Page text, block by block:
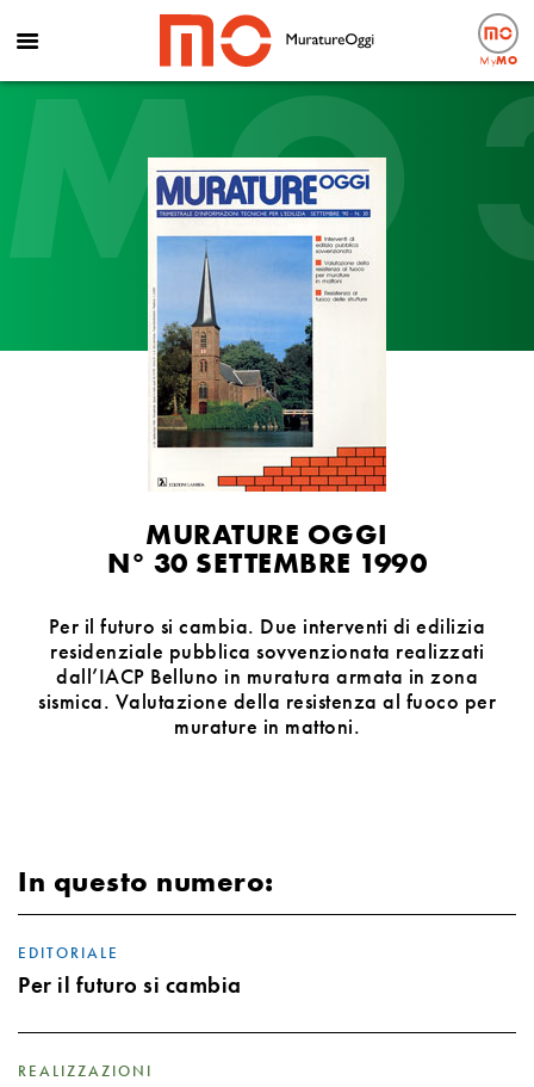
MyMO
MO
MURATURE OGGI
N° 30 SETTEMBRE 1990
Per il futuro si cambia. Due interventi di edilizia
residenziale pubblica sovvenzionata realizzati
dall’IACP Belluno in muratura armata in zona
sismica. Valutazione della resistenza al fuoco per
murature in mattoni.
In questo numero:
EDITORIALE
Per il futuro si cambia
REALIZZAZIONI